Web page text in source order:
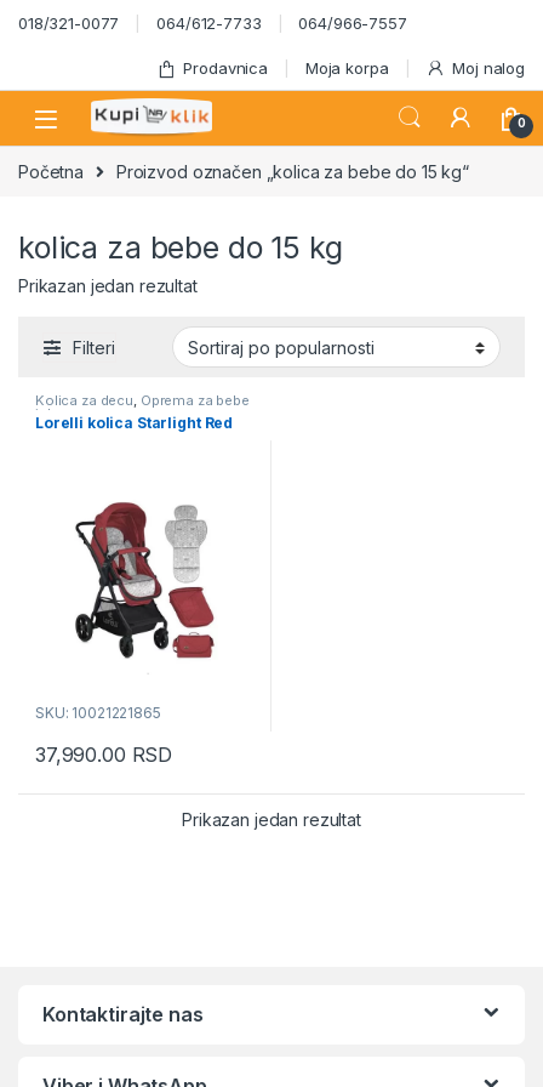
Skip to navigation
Skip to content
018/321-0077 064/612-7733 064/966-7557
Prodavnica Moja korpa Moj nalog
0
Početna Proizvod označen „kolica za bebe do 15 kg“
kolica za bebe do 15 kg
Prikazan jedan rezultat
Filteri
Kolica za decu, Oprema za bebe
i decu
Lorelli kolica Starlight Red
SKU: 10021221865
37,990.00 RSD
Prikazan jedan rezultat
Kontaktirajte nas